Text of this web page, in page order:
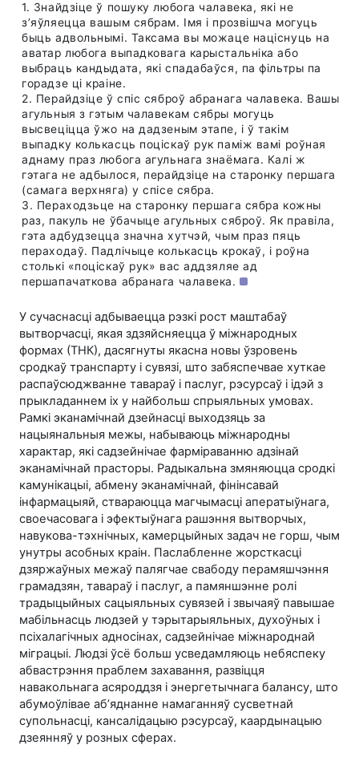
1. Знайдзіце ў пошуку любога чалавека, які не
з’яўляецца вашым сябрам. Імя і прозвішча могуць
быць адвольнымі. Таксама вы можаце націснуць на
аватар любога выпадковага карыстальніка або
выбраць кандыдата, які спадабаўся, па фільтры па
горадзе ці краіне.
2. Перайдзіце ў спіс сяброў абранага чалавека. Вашы
агульныя з гэтым чалавекам сябры могуць
высвеціцца ўжо на дадзеным этапе, і ў такім
выпадку колькасць поціскаў рук паміж вамі роўная
аднаму праз любога агульнага знаёмага. Калі ж
гэтага не адбылося, перайдзіце на старонку першага
(самага верхняга) у спісе сябра.
3. Пераходзьце на старонку першага сябра кожны
раз, пакуль не ўбачыце агульных сяброў. Як правіла,
гэта адбудзецца значна хутчэй, чым праз пяць
пераходаў. Падлічыце колькасць крокаў, і роўна
столькі «поціскаў рук» вас аддзяляе ад
першапачаткова абранага чалавека.
У сучаснасці адбываецца рэзкі рост маштабаў
вытворчасці, якая здзяйсняецца ў міжнародных
формах (ТНК), дасягнуты якасна новы ўзровень
сродкаў транспарту і сувязі, што забяспечвае хуткае
распаўсюджванне тавараў і паслуг, рэсурсаў і ідэй з
прыкладаннем іх у найбольш спрыяльных умовах.
Рамкі эканамічнай дзейнасці выходзяць за
нацыянальныя межы, набываюць міжнародны
характар, які садзейнічае фарміраванню адзінай
эканамічнай прасторы. Радыкальна змяняюцца сродкі
камунікацыі, абмену эканамічнай, фінінсавай
інфармацыяй, ствараюцца магчымасці аператыўнага,
своечасовага і эфектыўнага рашэння вытворчых,
навукова-тэхнічных, камерцыйных задач не горш, чым
унутры асобных краін. Паслабленне жорсткасці
дзяржаўных межаў палягчае свабоду перамяшчэння
грамадзян, тавараў і паслуг, а памяншэнне ролі
традыцыйных сацыяльных сувязей і звычаяў павышае
мабільнасць людзей у тэрытарыяльных, духоўных і
псіхалагічных адносінах, садзейнічае міжнароднай
міграцыі. Людзі ўсё больш усведамляюць небяспеку
абвастрэння праблем захавання, развіцця
навакольнага асяроддзя і энергетычнага балансу, што
абумоўлівае аб’яднанне намаганняў сусветнай
супольнасці, кансалідацыю рэсурсаў, каардынацыю
дзеянняў у розных сферах.